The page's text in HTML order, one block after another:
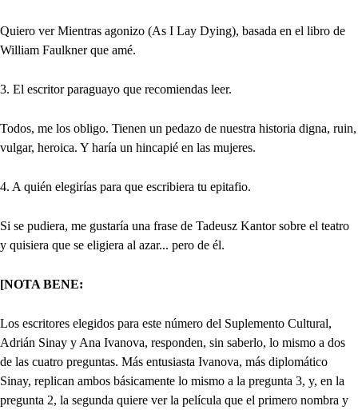
Quiero ver Mientras agonizo (As I Lay Dying), basada en el libro de
William Faulkner que amé.
3. El escritor paraguayo que recomiendas leer.
Todos, me los obligo. Tienen un pedazo de nuestra historia digna, ruin,
vulgar, heroica. Y haría un hincapié en las mujeres.
4. A quién elegirías para que escribiera tu epitafio.
Si se pudiera, me gustaría una frase de Tadeusz Kantor sobre el teatro
y quisiera que se eligiera al azar... pero de él.
[NOTA BENE:
Los escritores elegidos para este número del Suplemento Cultural,
Adrián Sinay y Ana Ivanova, responden, sin saberlo, lo mismo a dos
de las cuatro preguntas. Más entusiasta Ivanova, más diplomático
Sinay, replican ambos básicamente lo mismo a la pregunta 3, y, en la
pregunta 2, la segunda quiere ver la película que el primero nombra y